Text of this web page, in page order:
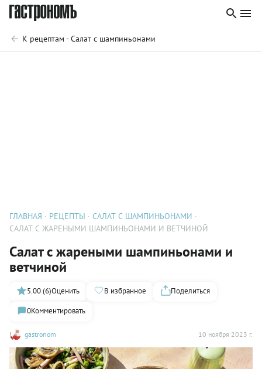
К рецептам - Салат с шампиньонами
ГЛАВНАЯ РЕЦЕПТЫ
САЛАТ С ШАМПИНЬОНАМИ
САЛАТ С ЖАРЕНЫМИ ШАМПИНЬОНАМИ И ВЕТЧИНОЙ
Салат с жареными шампиньонами и
ветчиной
gastronom 10 ноября 2023 г.
5.00 (6)Оценить В избранное
Поделиться
0Комментировать